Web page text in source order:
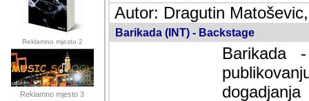
Reklamno mjesto 2
Reklamno mjesto 3
Autor: Dragutin
Barikada (INT) - Backstage
Barikada